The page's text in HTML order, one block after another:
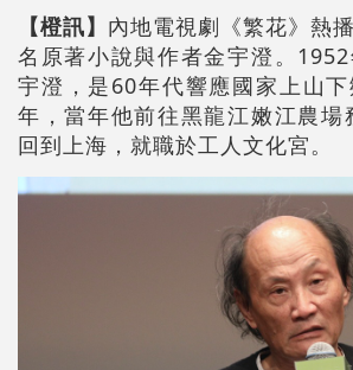
【橙訊】 內地電視劇《繁花》熱
名原著小說與作者金宇澄。
宇澄，是60年代響應國家上山
年，當年他前往黑龍江嫩江農場
回到上海，就職於工人文化宮。